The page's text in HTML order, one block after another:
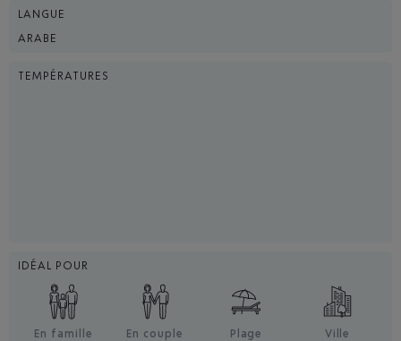
LANGUE
ARABE
TEMPÉRATURES
IDÉAL POUR
En famille En couple Plage Ville